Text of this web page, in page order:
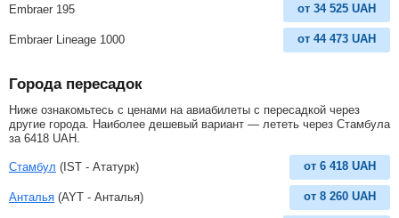
Embraer 195 от 34 525 UAH
Embraer Lineage 1000 от 44 473 UAH
Города пересадок
Ниже ознакомьтесь с ценами на авиабилеты с пересадкой через
другие города. Наиболее дешевый вариант — лететь через Стамбула
за 6418 UAH
Стамбул (IST - Ататурк) от 6 418 UAH
Анталья (AYT - Анталья) от 8 260 UAH